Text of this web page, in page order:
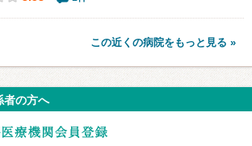
この近くの病院をもっと見る »
者の方へ